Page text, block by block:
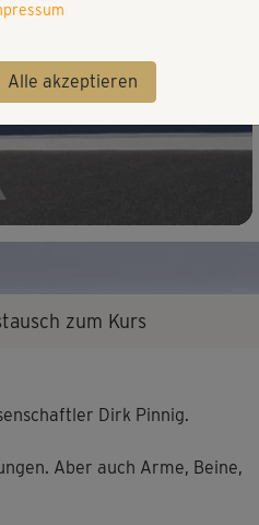
zum Kurs
Dirk Pinnig.
Aber auch Arme, Beine,
Alle akzeptieren